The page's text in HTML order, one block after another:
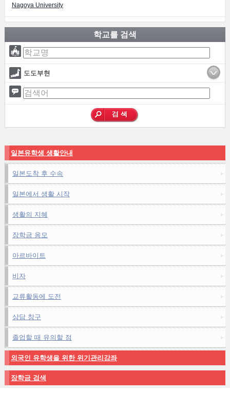
Nagoya University
학교를 검색
도도부현
일본유학생 생활안내
일본도착 후 수속
일본에서 생활 시작
생활의 지혜
장학금 응모
아르바이트
비자
교류활동에 도전
상담 창구
졸업할 때 유의할 점
외국인 유학생을 위한 위기관리강좌
장학금 검색